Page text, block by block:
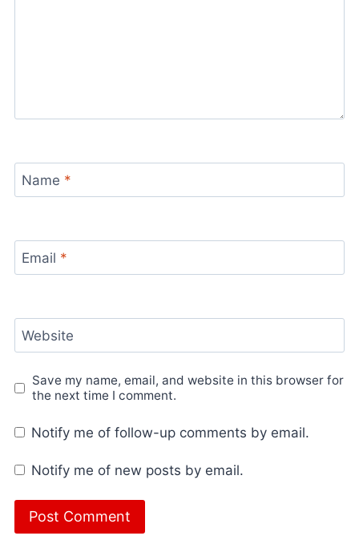
Name *
Email *
Website
Save my name, email, and website in this browser for
the next time I comment.
Notify me of follow-up comments by email.
Notify me of new posts by email.